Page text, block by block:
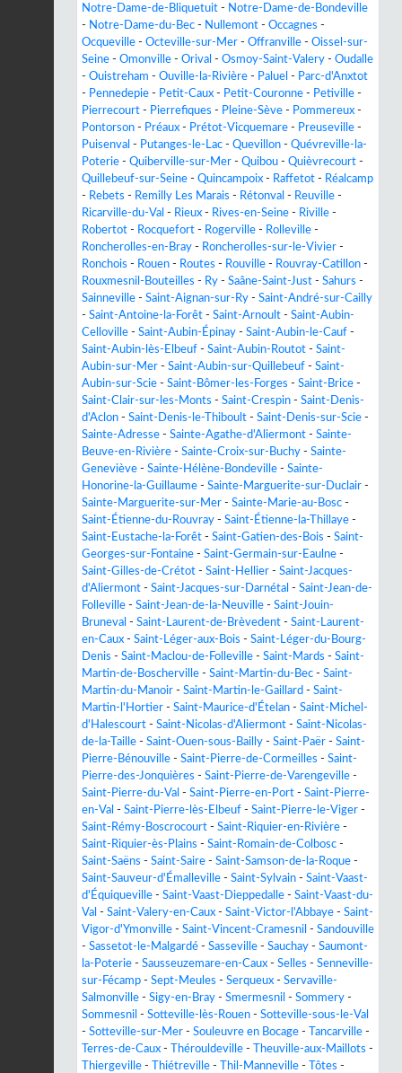
Notre-Dame-de-Bliquetuit - Notre-Dame-de-Bondeville
- Notre-Dame-du-Bec - Nullemont - Occagnes -
Ocqueville - Octeville-sur-Mer - Offranville - Oissel-sur-
Seine - Omonville - Orival - Osmoy-Saint-Valery - Oudalle
- Ouistreham - Ouville-la-Rivière - Paluel - Parc-d'Anxtot
- Pennedepie - Petit-Caux - Petit-Couronne - Petiville -
Pierrecourt - Pierrefiques - Pleine-Sève - Pommereux -
Pontorson - Préaux - Prétot-Vicquemare - Preuseville -
Puisenval - Putanges-le-Lac - Quevillon - Quévreville-la-
Poterie - Quiberville-sur-Mer - Quibou - Quièvrecourt -
Quillebeuf-sur-Seine - Quincampoix - Raffetot - Réalcamp
- Rebets - Remilly Les Marais - Rétonval - Reuville -
Ricarville-du-Val - Rieux - Rives-en-Seine - Riville -
Robertot - Rocquefort - Rogerville - Rolleville -
Roncherolles-en-Bray - Roncherolles-sur-le-Vivier -
Ronchois - Rouen - Routes - Rouville - Rouvray-Catillon -
Rouxmesnil-Bouteilles - Ry - Saâne-Saint-Just - Sahurs -
Sainneville - Saint-Aignan-sur-Ry - Saint-André-sur-Cailly
- Saint-Antoine-la-Forêt - Saint-Arnoult - Saint-Aubin-
Celloville - Saint-Aubin-Épinay - Saint-Aubin-le-Cauf -
Saint-Aubin-lès-Elbeuf - Saint-Aubin-Routot - Saint-
Aubin-sur-Mer - Saint-Aubin-sur-Quillebeuf - Saint-
Aubin-sur-Scie - Saint-Bômer-les-Forges - Saint-Brice -
Saint-Clair-sur-les-Monts - Saint-Crespin - Saint-Denis-
d'Aclon - Saint-Denis-le-Thiboult - Saint-Denis-sur-Scie -
Sainte-Adresse - Sainte-Agathe-d'Aliermont - Sainte-
Beuve-en-Rivière - Sainte-Croix-sur-Buchy - Sainte-
Geneviève - Sainte-Hélène-Bondeville - Sainte-
Honorine-la-Guillaume - Sainte-Marguerite-sur-Duclair -
Sainte-Marguerite-sur-Mer - Sainte-Marie-au-Bosc -
Saint-Étienne-du-Rouvray - Saint-Étienne-la-Thillaye -
Saint-Eustache-la-Forêt - Saint-Gatien-des-Bois - Saint-
Georges-sur-Fontaine - Saint-Germain-sur-Eaulne -
Saint-Gilles-de-Crétot - Saint-Hellier - Saint-Jacques-
d'Aliermont - Saint-Jacques-sur-Darnétal - Saint-Jean-de-
Folleville - Saint-Jean-de-la-Neuville - Saint-Jouin-
Bruneval - Saint-Laurent-de-Brèvedent - Saint-Laurent-
en-Caux - Saint-Léger-aux-Bois - Saint-Léger-du-Bourg-
Denis - Saint-Maclou-de-Folleville - Saint-Mards - Saint-
Martin-de-Boscherville - Saint-Martin-du-Bec - Saint-
Martin-du-Manoir - Saint-Martin-le-Gaillard - Saint-
Martin-l'Hortier - Saint-Maurice-d'Ételan - Saint-Michel-
d'Halescourt - Saint-Nicolas-d'Aliermont - Saint-Nicolas-
de-la-Taille - Saint-Ouen-sous-Bailly - Saint-Paër - Saint-
Pierre-Bénouville - Saint-Pierre-de-Cormeilles - Saint-
Pierre-des-Jonquières - Saint-Pierre-de-Varengeville -
Saint-Pierre-du-Val - Saint-Pierre-en-Port - Saint-Pierre-
en-Val - Saint-Pierre-lès-Elbeuf - Saint-Pierre-le-Viger -
Saint-Rémy-Boscrocourt - Saint-Riquier-en-Rivière -
Saint-Riquier-ès-Plains - Saint-Romain-de-Colbosc -
Saint-Saëns - Saint-Saire - Saint-Samson-de-la-Roque -
Saint-Sauveur-d'Émalleville - Saint-Sylvain - Saint-Vaast-
d'Équiqueville - Saint-Vaast-Dieppedalle - Saint-Vaast-du-
Val - Saint-Valery-en-Caux - Saint-Victor-l'Abbaye - Saint-
Vigor-d'Ymonville - Saint-Vincent-Cramesnil - Sandouville
- Sassetot-le-Malgardé - Sasseville - Sauchay - Saumont-
la-Poterie - Sausseuzemare-en-Caux - Selles - Senneville-
sur-Fécamp - Sept-Meules - Serqueux - Servaville-
Salmonville - Sigy-en-Bray - Smermesnil - Sommery -
Sommesnil - Sotteville-lès-Rouen - Sotteville-sous-le-Val
- Sotteville-sur-Mer - Souleuvre en Bocage - Tancarville -
Terres-de-Caux - Thérouldeville - Theuville-aux-Maillots -
Thiergeville - Thiétreville - Thil-Manneville - Tôtes -